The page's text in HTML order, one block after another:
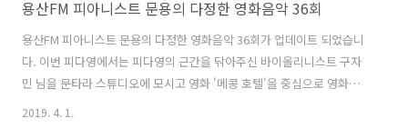
용산FM 피아니스트 문용의 다정한 영화음악 36회
용산FM 피아니스트 문용의 다정한 영화음악 36회가 업데이트 되었습니
다. 이번 피다영에서는 피다영의 근간을 닦아주신 바이올리니스트 구자
민 님을 문타라 스튜디오에 모시고 영화 '메콩 호텔'을 중심으로 영화와
2019. 4. 1.